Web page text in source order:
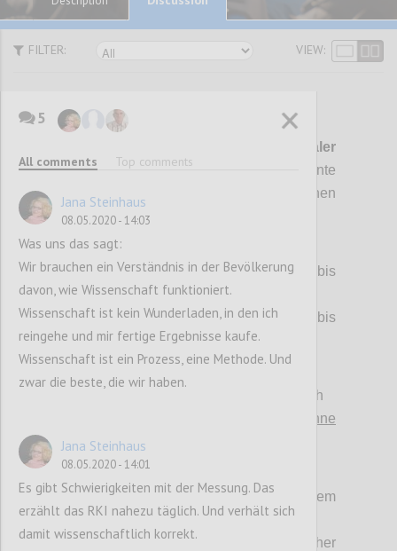
FILTER: VIEW:
P1
5-dimenionaler
Gordischer Knotenzu lösen! Die Argumente
erscheinen unvereinbar, die Positionen
unversöhnlich:
(1) Krankheit Covid-19:
> Für ~80% der Infizierten unmerkbar bis
harmlos, jedoch
> für ~10% der Infizierten gefährlich bis
tödlich.
> Rasant und unauffällig verbreitend, jedoch
prinzipiell abwehrbar – schon ohne
spezifische Mittel für 80%
(3) Bekämpfungsstrategien:
> Totaler LockDown mit hygienischem
Containment vs.
> Hygiene in freiheitlicher
5
All comments Top comments
Jana Steinhaus
08.05.2020 - 14:03
Was uns das sagt:
Wir brauchen ein Verständnis in der Bevölkerung
davon, wie Wissenschaft funktioniert.
Wissenschaft ist kein Wunderladen, in den ich
reingehe und mir fertige Ergebnisse kaufe.
Wissenschaft ist ein Prozess, eine Methode. Und
zwar die beste, die wir haben.
Jana Steinhaus
08.05.2020 - 14:01
Es gibt Schwierigkeiten mit der Messung. Das
erzählt das RKI nahezu täglich. Und verhält sich
damit wissenschaftlich korrekt.